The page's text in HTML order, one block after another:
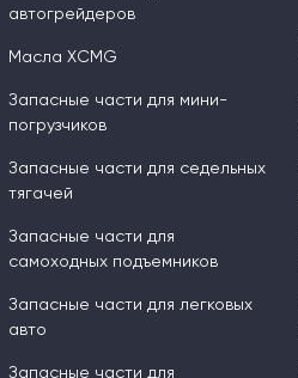
автогрейдеров
Масла XCMG
Запасные части для мини-
погрузчиков
Запасные части для седельных
тягачей
Запасные части для
самоходных подъемников
Запасные части для легковых
авто
Запасные части для